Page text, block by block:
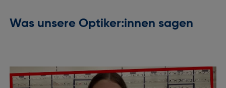
Was unsere Optiker:innen sagen